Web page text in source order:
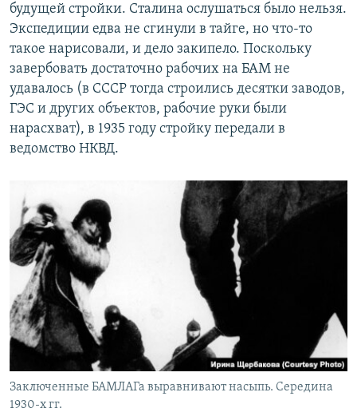
будущей стройки. Сталина ослушаться было нельзя.
Экспедиции едва не сгинули в тайге, но что-то
такое нарисовали, и дело закипело. Поскольку
завербовать достаточно рабочих на БАМ не
удавалось (в СССР тогда строились десятки заводов,
ГЭС и других объектов, рабочие руки были
нарасхват), в 1935 году стройку передали в
ведомство НКВД.
Заключенные БАМЛАГа выравнивают насыпь. Середина
1930-х гг.